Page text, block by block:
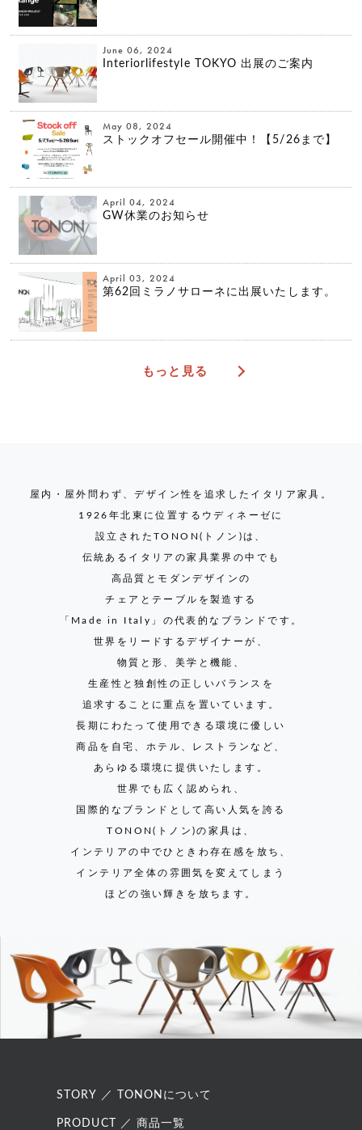
HOME
STORY
NEWS
SHOP
June 06, 2024
Interiorlifestyle TOKYO 出展のご案内
May 08, 2024
ストックオフセール開催中！【5/26まで】
April 04, 2024
GW休業のお知らせ
April 03, 2024
第62回ミラノサローネに出展いたします。
もっと見る
屋内・屋外問わず、デザイン性を追求したイタリア家具。
1926年北東に位置するウディネーゼに
設立されたTONON(トノン)は、
伝統あるイタリアの家具業界の中でも
高品質とモダンデザインの
チェアとテーブルを製造する
「Made in Italy」の代表的なブランドです。
世界をリードするデザイナーが、
物質と形、美学と機能、
生産性と独創性の正しいバランスを
追求することに重点を置いています。
長期にわたって使用できる環境に優しい
商品を自宅、ホテル、レストランなど、
あらゆる環境に提供いたします。
世界でも広く認められ、
国際的なブランドとして高い人気を誇る
TONON(トノン)の家具は、
インテリアの中でひときわ存在感を放ち、
インテリア全体の雰囲気を変えてしまう
ほどの強い輝きを放ちます。
STORY ／ TONONについて
PRODUCT ／ 商品一覧